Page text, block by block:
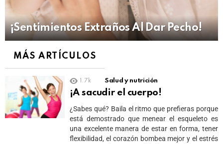
¡Sentimientos Extraños Al Dar Pecho!
MÁS ARTÍCULOS
1.7k Salud y nutrición
¡A sacudir el cuerpo!
¿Sabes qué? Baila el ritmo que prefieras porque
está demostrado que menear el esqueleto es
una excelente manera de estar en forma, tener
flexibilidad, el corazón bombea mejor y el estrés